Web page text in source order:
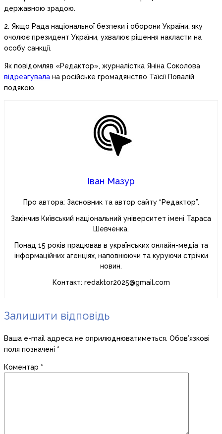
державною зрадою.
2. Якщо Рада національної безпеки і оборони України, яку
очолює президент України, ухвалює рішення накласти на
особу санкції.
Як повідомляв «Редактор», журналістка Яніна Соколова
відреагувала на російське громадянство Таїсії Повалій
подякою.
Іван Мазур
Про автора: Засновник та автор сайту “Редактор”.
Закінчив Київський національний університет імені Тараса
Шевченка.
Понад 15 років працював в українських онлайн-медіа та
інформаційних агенціях, наповнюючи та куруючи стрічки
новин.
Контакт: redaktor2025@gmail.com
Залишити відповідь
Ваша e-mail адреса не оприлюднюватиметься. Обов’язкові
поля позначені *
Коментар *